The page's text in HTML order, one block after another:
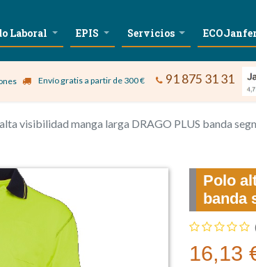
Laboral EPIS Servicios
Envío gratis a partir de 300 € 91 875 31 31
visibilidad manga larga DRAGO PLUS banda
Polo
banda
16,13